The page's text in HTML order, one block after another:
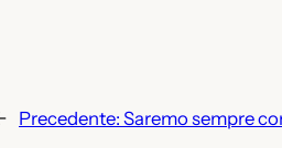
Precedente: Saremo sempre